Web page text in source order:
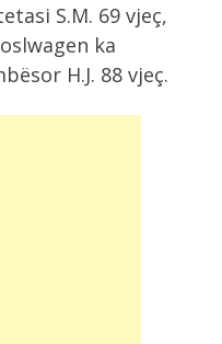
S.M. 69 vjeç,
ka
H.J. 88 vjeç.